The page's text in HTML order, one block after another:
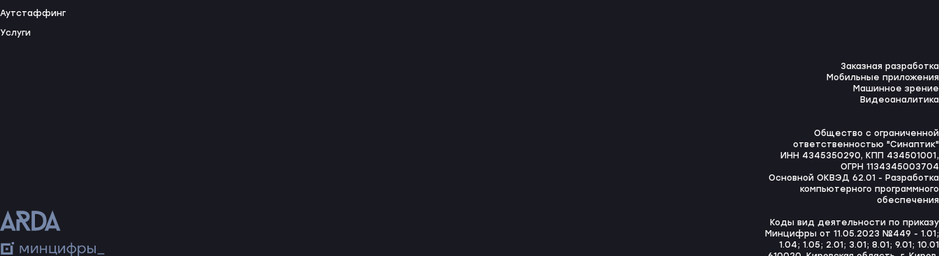
Аутстаффинг
Услуги
Заказная разработка
Мобильные приложения
Машинное зрение
Видеоаналитика
Общество с ограниченной
ответственностью "Синаптик"
ИНН 4345350290, КПП 434501001,
ОГРН 1134345003704
Основной ОКВЭД 62.01 - Разработка
компьютерного программного
обеспечения
Коды вид деятельности по приказу
Минцифры от 11.05.2023 №449 - 1.01;
1.04; 1.05; 2.01; 3.01; 8.01; 9.01; 10.01